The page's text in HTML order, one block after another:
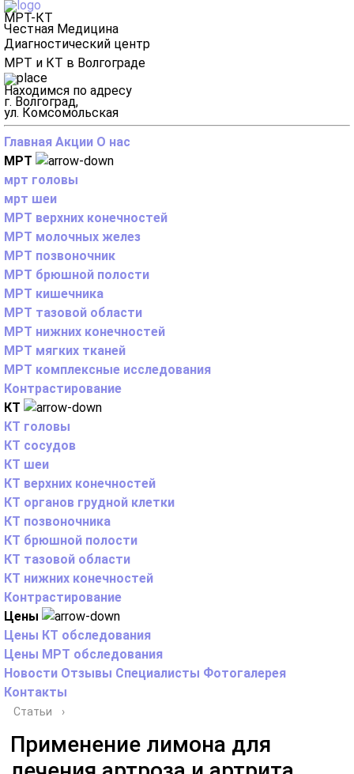
МРТ-КТ
Честная Медицина
Диагностический центр
МРТ и КТ в Волгограде
Находимся по адресу
г. Волгоград,
ул. Комсомольская
Главная Акции О нас
МРТ
мрт головы
мрт шеи
МРТ верхних конечностей
МРТ молочных желез
МРТ позвоночник
МРТ брюшной полости
МРТ кишечника
МРТ тазовой области
МРТ нижних конечностей
МРТ мягких тканей
МРТ комплексные исследования
Контрастирование
КТ
КТ головы
КТ сосудов
КТ шеи
КТ верхних конечностей
КТ органов грудной клетки
КТ позвоночника
КТ брюшной полости
КТ тазовой области
КТ нижних конечностей
Контрастирование
Цены
Цены КТ обследования
Цены МРТ обследования
Новости Отзывы Специалисты Фотогалерея
Контакты
Статьи ›
Применение лимона для